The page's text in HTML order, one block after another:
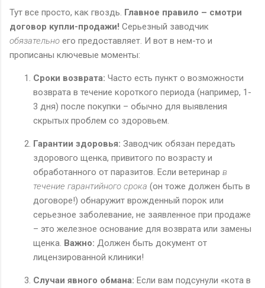
Тут все просто, как гвоздь. Главное правило – смотри
договор купли-продажи! Серьезный заводчик
обязательно его предоставляет. И вот в нем-то и
прописаны ключевые моменты:
Сроки возврата: Часто есть пункт о возможности
возврата в течение короткого периода (например, 1-
3 дня) после покупки – обычно для выявления
скрытых проблем со здоровьем.
Гарантии здоровья: Заводчик обязан передать
здорового щенка, привитого по возрасту и
обработанного от паразитов. Если ветеринар в
течение гарантийного срока (он тоже должен быть в
договоре!) обнаружит врожденный порок или
серьезное заболевание, не заявленное при продаже
– это железное основание для возврата или замены
щенка. Важно: Должен быть документ от
лицензированной клиники!
Случаи явного обмана: Если вам подсунули «кота в